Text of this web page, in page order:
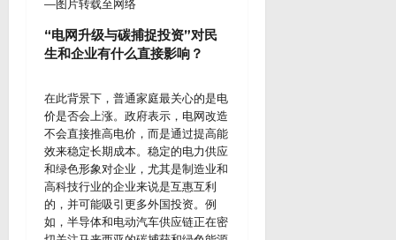
—图片转载至网络
“电网升级与碳捕捉投资”对民
生和企业有什么直接影响？
在此背景下，普通家庭最关心的是电
价是否会上涨。政府表示，电网改造
不会直接推高电价，而是通过提高能
效来稳定长期成本。稳定的电力供应
和绿色形象对企业，尤其是制造业和
高科技行业的企业来说是互惠互利
的，并可能吸引更多外国投资。例
如，半导体和电动汽车供应链正在密